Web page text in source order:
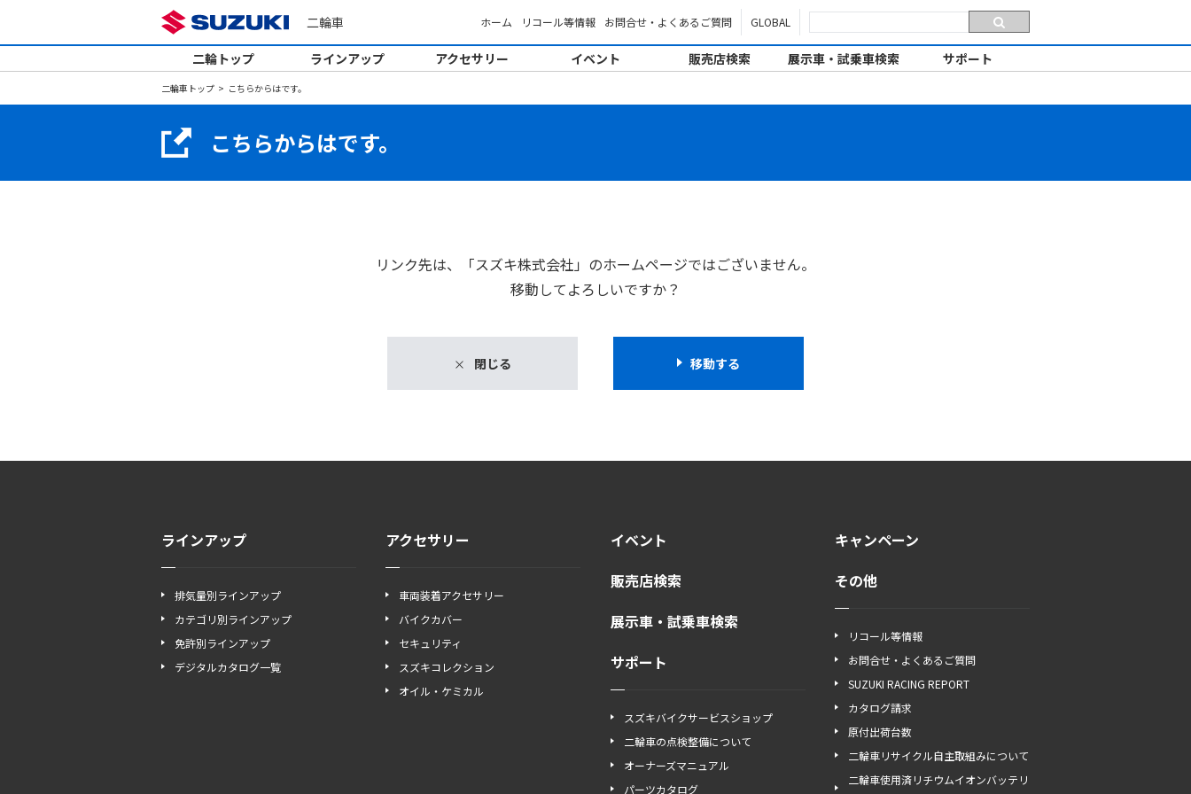
二輪車 ホーム リコール等情報 お問合せ・よくあるご質問 GLOBAL
二輪トップ ラインアップ アクセサリー イベント 販売店検索 展示車・試乗車検索 サポート
二輪車トップ こちらからはです。
こちらからはです。
リンク先は、「スズキ株式会社」のホームページではございません。
移動してよろしいですか？
閉じる 移動する
ラインアップ
排気量別ラインアップ
カテゴリ別ラインアップ
免許別ラインアップ
デジタルカタログ一覧
アクセサリー
車両装着アクセサリー
バイクカバー
セキュリティ
スズキコレクション
オイル・ケミカル
イベント
販売店検索
展示車・試乗車検索
サポート
スズキバイクサービスショップ
二輪車の点検整備について
オーナーズマニュアル
パーツカタログ
キャンペーン
その他
リコール等情報
お問合せ・よくあるご質問
SUZUKI RACING REPORT
カタログ請求
原付出荷台数
二輪車リサイクル自主取組みについて
二輪車使用済リチウムイオンバッテリ